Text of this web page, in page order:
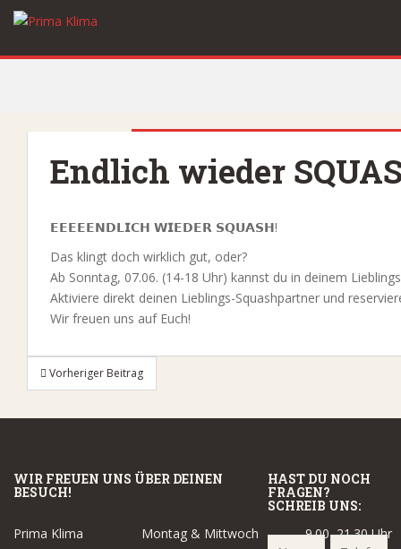
Endlich wieder
𝗘𝗘𝗘𝗘𝗘𝗡𝗗𝗟𝗜𝗖𝗛 𝗪𝗜𝗘𝗗𝗘𝗥 𝗦𝗤𝗨𝗔𝗦𝗛!
Das klingt doch wirklich gut, oder?
Ab Sonntag, 07.06. (14-18 Uhr) kannst du in deinem
Aktiviere direkt deinen Lieblings-Squashpartner und
Wir freuen uns auf Euch!
Beitragsnavigation
Vorheriger Beitrag
WIR FREUEN UNS ÜBER DEINEN
BESUCH!
Prima Klima
Montag & Mittwoch
9.00–21.30 Uhr
HAST DU NOCH
FRAGEN?
SCHREIB UNS: